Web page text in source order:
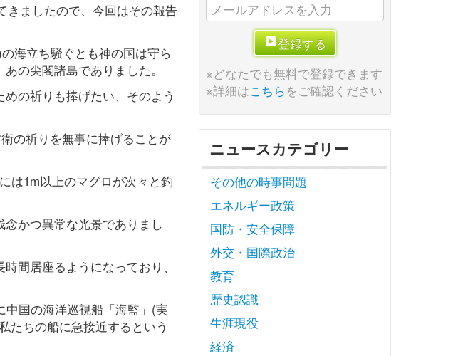
きましたので、今回はその報告
海立ち騒ぐとも神の国は守ら
の尖閣諸島でありました。
の祈りも捧げたい、そのよう
の祈りを無事に捧げることが
は1m以上のマグロが次々と釣
かつ異常な光景でありまし
間居座るようになっており、
国の海洋巡視船「海監」(実
たちの船に急接近するという
登録する
※どなたでも無料で登録できます
※詳細はこちらをご確認ください
ニュースカテゴリー
その他の時事問題
エネルギー政策
国防・安全保障
外交・国際政治
教育
歴史認識
生涯現役
経済